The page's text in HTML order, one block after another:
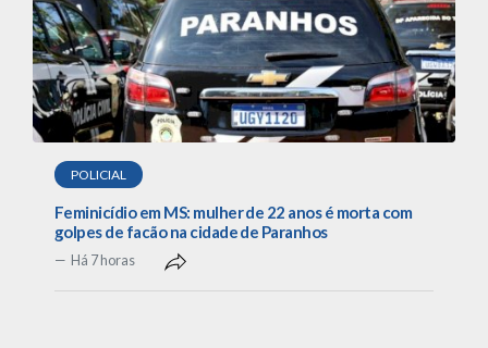
POLICIAL
Feminicídio em MS: mulher de 22 anos é morta com
golpes de facão na cidade de Paranhos
Há 7 horas